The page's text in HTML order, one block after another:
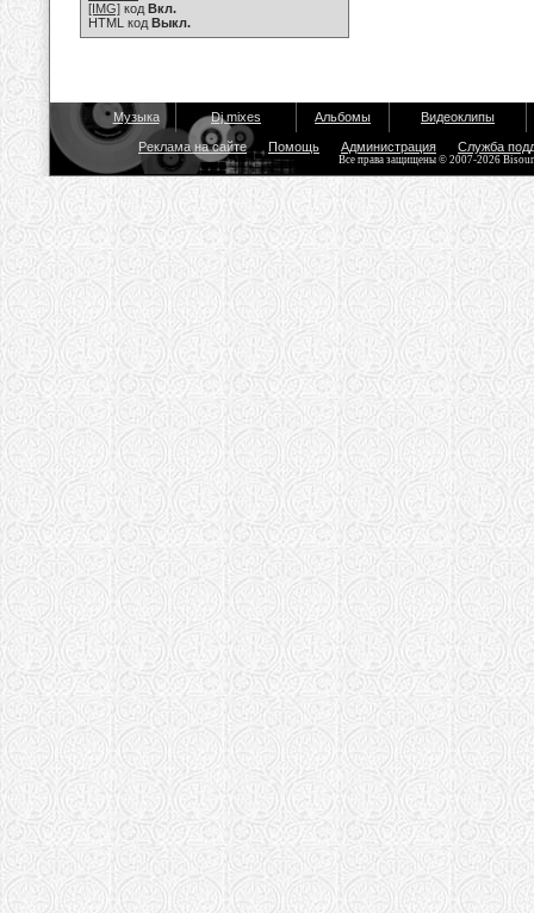
[IMG] код Вкл.
HTML код Выкл.
Музыка Dj mixes Альбомы Видеоклипы
Реклама на сайте Помощь Администрация Служба
Все права защищены © 2007-2026